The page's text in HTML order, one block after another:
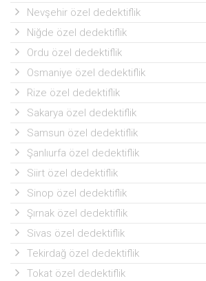
Nevşehir özel dedektiflik
Niğde özel dedektiflik
Ordu özel dedektiflik
Osmaniye özel dedektiflik
Rize özel dedektiflik
Sakarya özel dedektiflik
Samsun özel dedektiflik
Şanlıurfa özel dedektiflik
Siirt özel dedektiflik
Sinop özel dedektiflik
Şırnak özel dedektiflik
Sivas özel dedektiflik
Tekirdağ özel dedektiflik
Tokat özel dedektiflik